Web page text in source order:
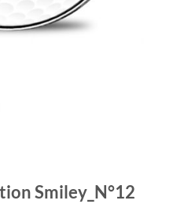
Smiley_N°12